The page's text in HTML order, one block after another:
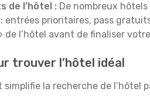
de l’hôtel : De nombreux
entrées prioritaires, pass
l’hôtel avant de finaliser
trouver l’hôtel idéal
la recherche de